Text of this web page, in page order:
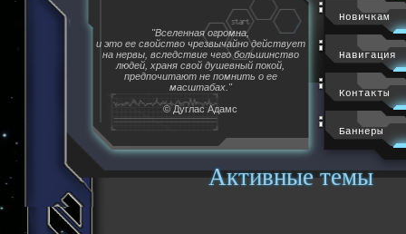
Активные темы
"Вселенная огромна,
и это ее свойство чрезвычайно действует
на нервы, вследствие чего большинство
людей, храня свой душевный покой,
предпочитают не помнить о ее
масштабах."
© Дуглас Адамс
Новичкам
Навигация
Контакты
Баннеры